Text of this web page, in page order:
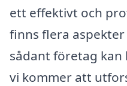
ett effektivt och
finns flera
sådant företag kan
vi kommer att